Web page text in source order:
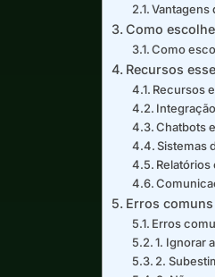
Vantagens
Como
Como
Recursos
Recursos
Chatbots
Sistemas
Relatórios
Erros
Erros
1. Ignorar
2.